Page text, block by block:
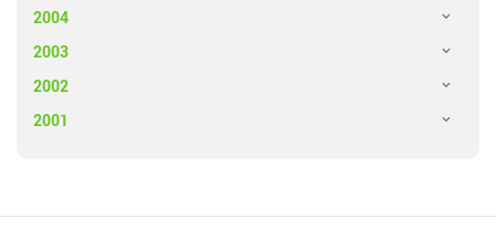
2004
2003
2002
2001